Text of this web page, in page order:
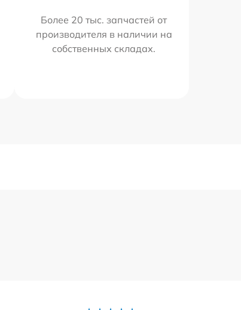
Более 20 тыс. запчастей от
производителя в наличии на
собственных складах.